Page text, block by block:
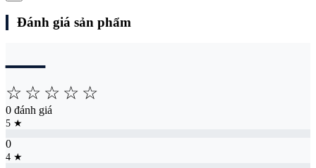
Đánh giá sản phẩm
―
☆ ☆ ☆ ☆ ☆
0 đánh giá
5 ★
0
4 ★